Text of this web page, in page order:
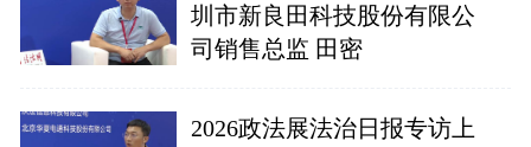
圳市新良田科技股份有限公
司销售总监 田密
2026政法展法治日报专访上